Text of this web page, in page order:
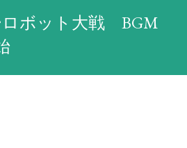
。これに合致する武器がない場合は
れや射程外からの攻撃には何もしな
慮しないため、反撃相手のHPが仮
ロボット大戦 BGM